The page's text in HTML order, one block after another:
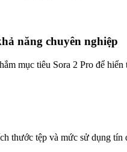
năng chuyên nghiệp
mục tiêu Sora 2 Pro để
thước tệp và mức sử dụng tín